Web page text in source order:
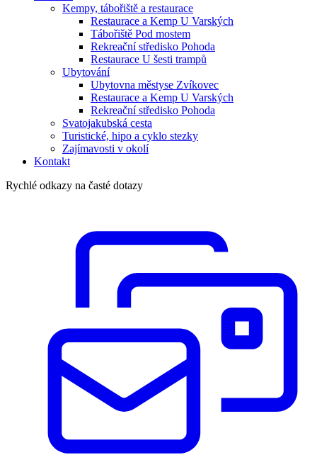
Kempy, tábořiště a restaurace
Restaurace a Kemp U Varských
Tábořiště Pod mostem
Rekreační středisko Pohoda
Restaurace U šesti trampů
Ubytování
Ubytovna městyse Zvíkovec
Restaurace a Kemp U Varských
Rekreační středisko Pohoda
Svatojakubská cesta
Turistické, hipo a cyklo stezky
Zajímavosti v okolí
Kontakt
Rychlé odkazy na časté dotazy